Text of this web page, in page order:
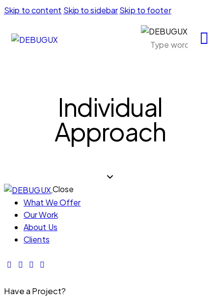
Skip to content Skip to sidebarSkip to footer
Individual
Approach
Close
What We Offer
Our Work
About Us
Clients
Have a Project?